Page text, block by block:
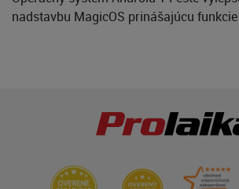
nadstavbu MagicOS prinášajúcu